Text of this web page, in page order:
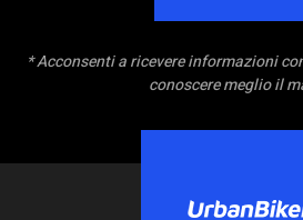
* Acconsenti a ricevere informazioni
conoscere meglio il